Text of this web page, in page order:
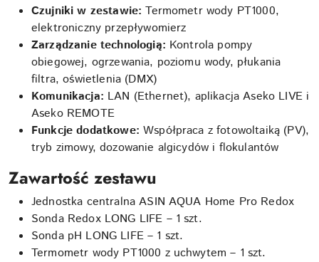
Czujniki w zestawie: Termometr wody PT1000,
elektroniczny przepływomierz
Zarządzanie technologią: Kontrola pompy
obiegowej, ogrzewania, poziomu wody, płukania
filtra, oświetlenia (DMX)
Komunikacja: LAN (Ethernet), aplikacja Aseko LIVE i
Aseko REMOTE
Funkcje dodatkowe: Współpraca z fotowoltaiką (PV),
tryb zimowy, dozowanie algicydów i flokulantów
Zawartość zestawu
Jednostka centralna ASIN AQUA Home Pro Redox
Sonda Redox LONG LIFE – 1 szt.
Sonda pH LONG LIFE – 1 szt.
Termometr wody PT1000 z uchwytem – 1 szt.